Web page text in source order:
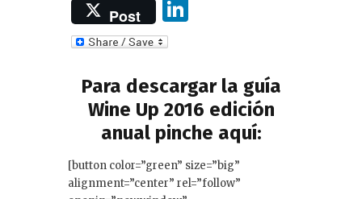
Post
e
dI
n
Para descargar la guía
Wine Up 2016 edición
anual pinche aquí:
[button color=”green” size=”big”
alignment=”center” rel=”follow”